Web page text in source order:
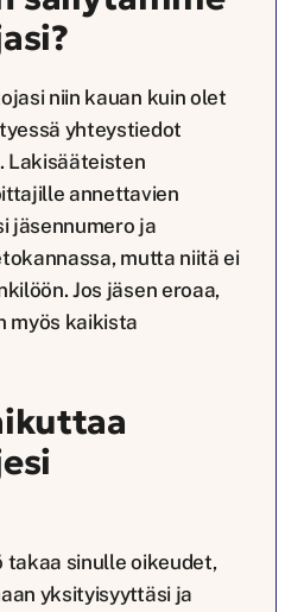
niin kauan kuin olet
yhteystiedot
Lakisääteisten
annettavien
jäsennumero ja
mutta niitä ei
Jos jäsen eroaa,
myös kaikista
sinulle oikeudet,
yksityisyyttäsi ja